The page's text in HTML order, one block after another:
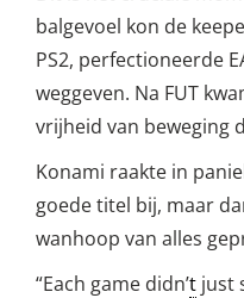
balgevoel kon de
PS2, perfectioneerde
weggeven. Na FUT
vrijheid van beweging
Konami raakte in
goede titel bij, maar
wanhoop van alles
“Each game didn’t just